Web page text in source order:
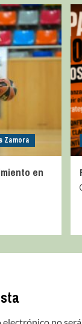
Zamora
en